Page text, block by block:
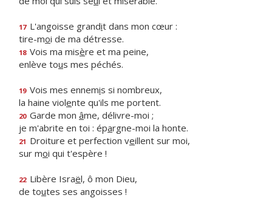
17 L'angoisse grandit dans mon cœur :
tire-moi de ma détresse.
18 Vois ma misère et ma peine,
enlève tous mes péchés.
19 Vois mes ennemis si nombreux,
la haine violente qu'ils me portent.
20 Garde mon âme, délivre-moi ;
je m'abrite en toi : épargne-moi la honte.
21 Droiture et perfection veillent sur moi,
sur moi qui t'espère !
22 Libère Israël, ô mon Dieu,
de toutes ses angoisses !